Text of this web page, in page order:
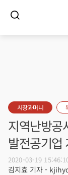
시장과머니
지역난방공
발전공기업
2020-03-19
김지효 기자 -